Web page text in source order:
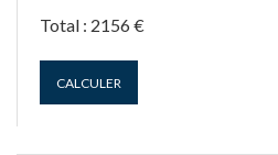
Total : 2156 €
CALCULER